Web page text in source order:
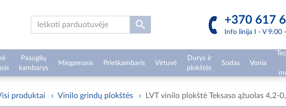
+370 617
Info linija I - V 9:00
Paauglių
kambarys
Miegamasis Prieškambaris Virtuvė
Durys ir
plokštės
Sodas Vonia
produktai › Vinilo grindų plokštės › LVT vinilo plokštė Teksaso ąžuolas 4,2-